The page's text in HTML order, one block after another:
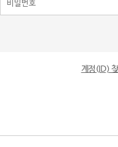
계정(ID)